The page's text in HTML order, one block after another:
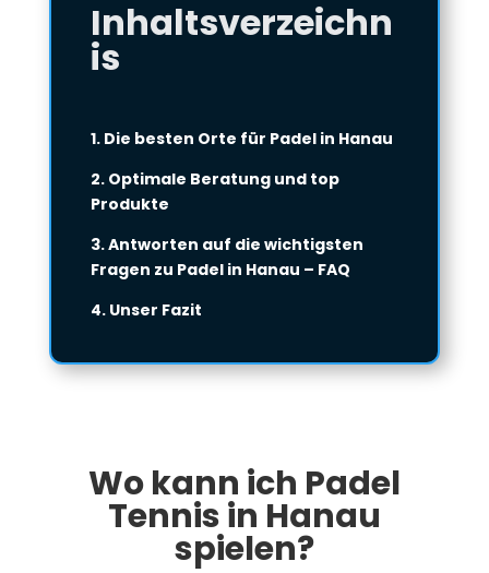
Inhaltsverzeichn
is
1. Die besten Orte für Padel in Hanau
2. Optimale Beratung und top
Produkte
3. Antworten auf die wichtigsten
Fragen zu Padel in Hanau – FAQ
4. Unser Fazit
Wo kann ich Padel
Tennis in Hanau
spielen?